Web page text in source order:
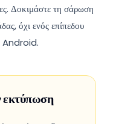
Δοκιμάστε τη σάρωση
όχι ενός επίπεδου
Android.
εκτύπωση